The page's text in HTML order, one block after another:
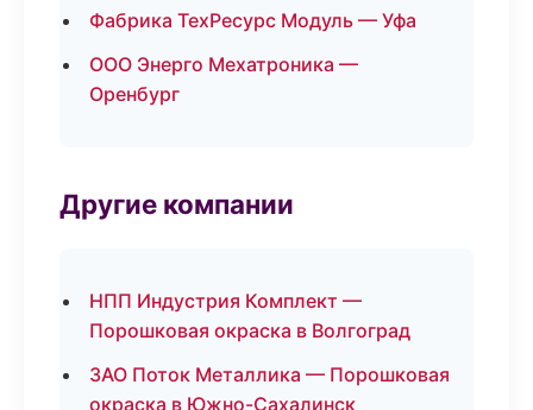
Фабрика ТехРесурс Модуль — Уфа
ООО Энерго Мехатроника —
Оренбург
Другие компании
НПП Индустрия Комплект —
Порошковая окраска в Волгоград
ЗАО Поток Металлика — Порошковая
окраска в Южно-Сахалинск